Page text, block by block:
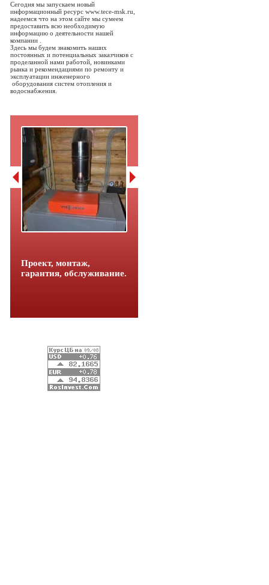
Сегодня мы запускаем новый
информационный ресурс www.tece-msk.ru,
надеемся что на этом сайте мы сумеем
предоставить всю необходимую
информацию о деятельности нашей
компании .
Здесь мы будем знакомить наших
постоянных и потенциальных заказчиков с
проделанной нами работой, новинками
рынка и рекомендациями по ремонту и
эксплуатации инженерного
оборудования систем отопления и
водоснабжения.
Проект, монтаж,
гарантия, обслуживание.